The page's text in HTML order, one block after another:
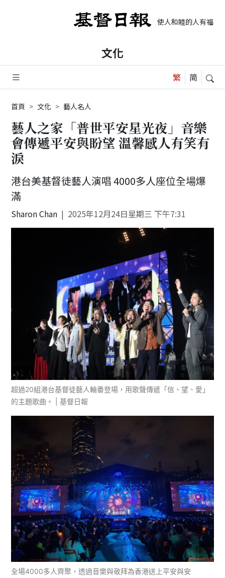
使人和睦的人有福了
文化
首頁 文化 藝人名人
藝人之家「普世平安星光夜」音樂
會傳遞平安與盼望 溫馨感人有笑有
淚
港台美基督徒藝人演唱 4000多人座位全場爆
滿
Sharon Chan 2025年12月24日星期三 下午7:31
超過20組港台基督徒藝人輪番登場，用歌聲傳遞「信、望、愛」
的主題歌曲。 | 基督日報
全場4000多人齊聚，透過音樂與敬拜為香港送上平安與安